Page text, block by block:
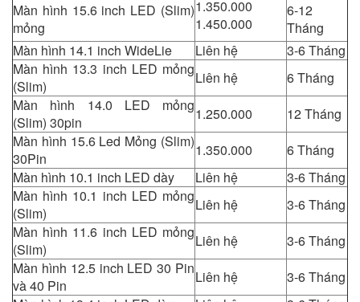
Màn hình 15.6 inch LED (Slim)
mỏng
1.350.000
1.450.000
6-12
Tháng
Màn hình 14.1 inch WideLie
Liên hệ
3-6 Tháng
Màn hình 13.3 inch LED mỏng
(Slim)
Liên hệ
6 Tháng
Màn hình 14.0 LED mỏng
(Slim) 30pin
1.250.000
12 Tháng
Màn hình 15.6 Led Mỏng (Slim)
30Pin
1.350.000
6 Tháng
Màn hình 10.1 inch LED dày
Liên hệ
3-6 Tháng
Màn hình 10.1 inch LED mỏng
(Slim)
Liên hệ
3-6 Tháng
Màn hình 11.6 inch LED mỏng
(Slim)
Liên hệ
3-6 Tháng
Màn hình 12.5 inch LED 30 Pin
và 40 Pin
Liên hệ
3-6 Tháng